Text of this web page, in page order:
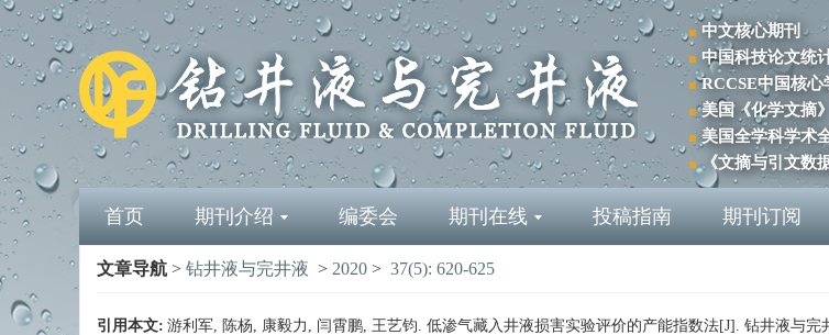
中文核心期刊
中国科技论文统
RCCSE中国核
美国《化学文摘
美国全学科学术
《文摘与引文数
首页 期刊介绍 编委会 期刊在线 投稿指南 期刊订阅
文章导航 > 钻井液与完井液 > 2020 > 37(5): 620-625
引用本文: 游利军, 陈杨, 康毅力, 闫霄鹏, 王艺钧. 低渗气藏入井液损害实验评价的产能指数法[J]. 钻井液与完